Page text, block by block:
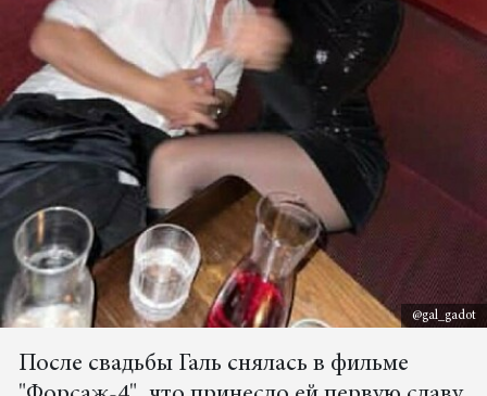
@gal_gadot
После свадьбы Галь снялась в фильме